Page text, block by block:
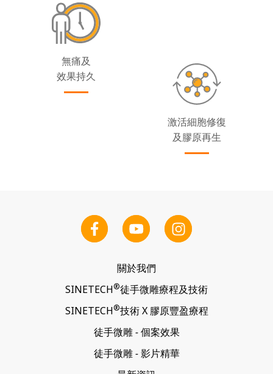
無痛及
效果持久
激活細胞修復
及膠原再生
關於我們
SINETECH®徒手微雕療程及技術
SINETECH®技術 X 膠原豐盈療程
徒手微雕-個案效果
徒手微雕-影片精華